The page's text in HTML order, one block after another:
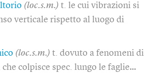
(loc.s.m.) t. le cui vibrazioni si
verticale rispetto al luogo di
(loc.s.m.) t. dovuto a fenomeni di
colpisce spec. lungo le faglie…